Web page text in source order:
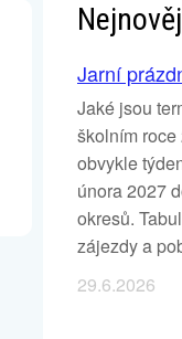
Jarní
Jaké jsou
školním
obvykle
února 2027
okresů.
zájezdy a
29.6.2026